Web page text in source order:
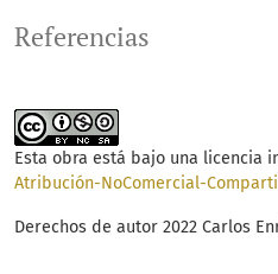
Referencias
Esta obra está bajo una licencia
Atribución-NoComercial-
Derechos de autor 2022 Carlos